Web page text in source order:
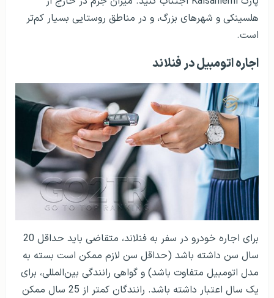
هلسینکی و شهرهای بزرگ، و در مناطق روستایی بسیار کم‌تر
است.
اجاره اتومبیل در فنلاند
برای اجاره خودرو در سفر به فنلاند، متقاضی باید حداقل 20
سال سن داشته باشد (حداقل سن لازم ممکن است بسته به
مدل اتومبیل متفاوت باشد) و گواهی رانندگی بین‌المللی، برای
یک سال اعتبار داشته باشد. رانندگان کمتر از 25 سال ممکن